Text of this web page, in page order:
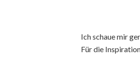
Ich schaue mir
Für die